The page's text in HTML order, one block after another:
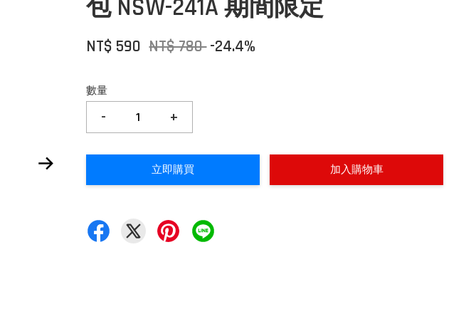
包 NSW-241A 期間限定
NT$ 590 NT$ 780-24.4%
數量
- +
立即購買 加入購物車